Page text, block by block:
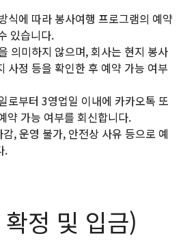
에 따라 봉사여행 프로그램의 예약
있습니다.
의미하지 않으며, 회사는 현지 봉사
사정 등을 확인한 후 예약 가능 여부
부터 3영업일 이내에 카카오톡 또
약 가능 여부를 회신합니다.
, 운영 불가, 안전상 사유 등으로 예
.
정 및 입금)